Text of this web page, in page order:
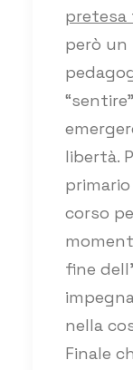
pretesa
però
libertà.
corso
fine
nella
Finale